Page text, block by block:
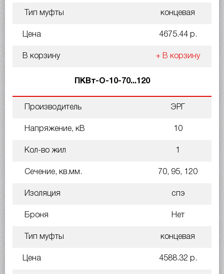
Тип муфты концевая
Цена 4675.44 р.
В корзину + В корзину
ПКВт-О-10-70...120
Производитель ЭРГ
Напряжение, кВ 10
Кол-во жил 1
Сечение, кв.мм. 70, 95, 120
Изоляция спэ
Броня Нет
Тип муфты концевая
Цена 4588.32 р.